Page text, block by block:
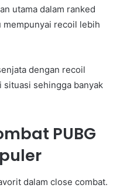
utama dalam ranked
mempunyai recoil lebih
dengan recoil
situasi sehingga banyak
PUBG
dalam close combat.